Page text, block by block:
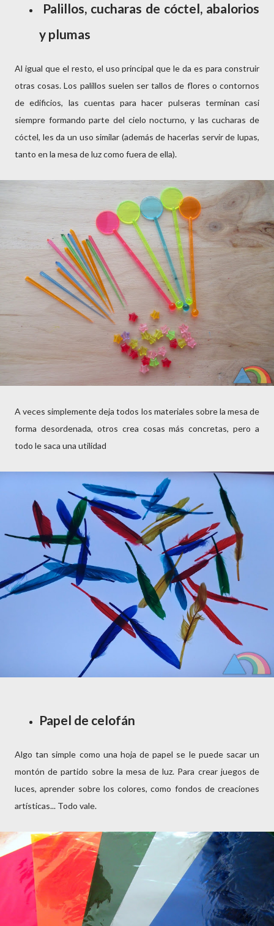
Palillos, cucharas de cóctel, abalorios
y plumas
Al igual que el resto, el uso principal que le da es para construir
otras cosas. Los palillos suelen ser tallos de flores o contornos
de edificios, las cuentas para hacer pulseras terminan casi
siempre formando parte del cielo nocturno, y las cucharas de
cóctel, les da un uso similar (además de hacerlas servir de lupas,
tanto en la mesa de luz como fuera de ella).
A veces simplemente deja todos los materiales sobre la mesa de
forma desordenada, otros crea cosas más concretas, pero a
todo le saca una utilidad
Papel de celofán
Algo tan simple como una hoja de papel se le puede sacar un
montón de partido sobre la mesa de luz. Para crear juegos de
luces, aprender sobre los colores, como fondos de creaciones
artísticas... Todo vale.